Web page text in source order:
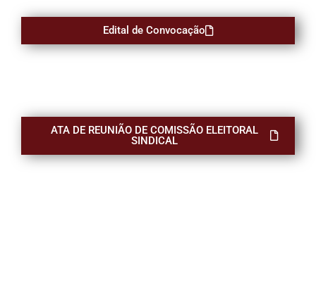
Edital de Convocação
ATA DE REUNIÃO DE COMISSÃO ELEITORAL
SINDICAL